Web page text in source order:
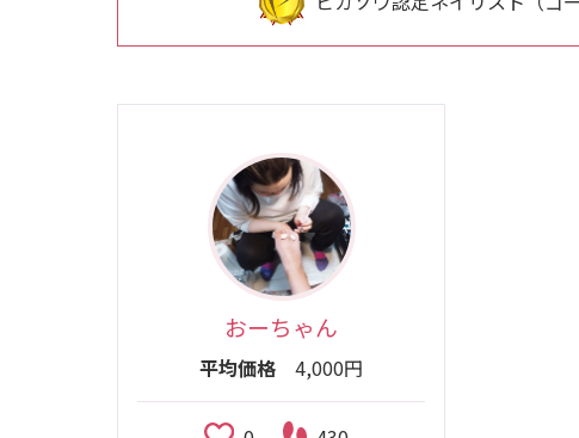
おーちゃん
平均価格 4,000円